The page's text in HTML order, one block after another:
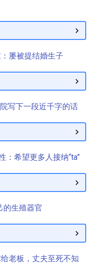
屡被提结婚生子
写下一段近千字的话
：希望更多人接纳“ta”
的生殖器官
老板，丈夫至死不知